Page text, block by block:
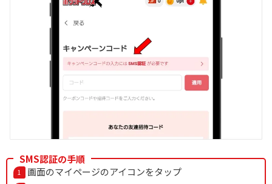
SMS認証の手順
画面のマイページのアイコンをタップ